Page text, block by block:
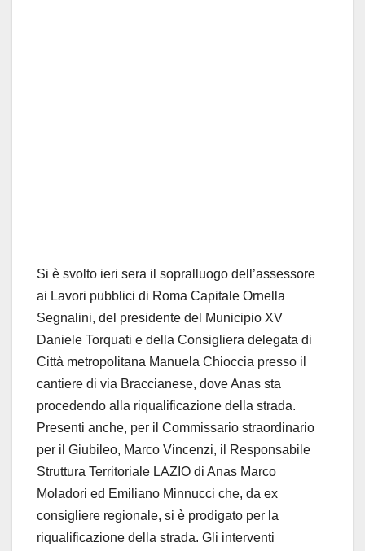
Si è svolto ieri sera il sopralluogo dell’assessore
ai Lavori pubblici di Roma Capitale Ornella
Segnalini, del presidente del Municipio XV
Daniele Torquati e della Consigliera delegata di
Città metropolitana Manuela Chioccia presso il
cantiere di via Braccianese, dove Anas sta
procedendo alla riqualificazione della strada.
Presenti anche, per il Commissario straordinario
per il Giubileo, Marco Vincenzi, il Responsabile
Struttura Territoriale LAZIO di Anas Marco
Moladori ed Emiliano Minnucci che, da ex
consigliere regionale, si è prodigato per la
riqualificazione della strada. Gli interventi